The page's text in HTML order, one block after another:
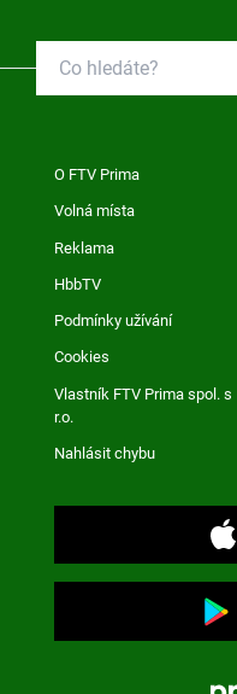
O FTV Prima
Volná místa
Reklama
HbbTV
Podmínky užívání
Cookies
Vlastník FTV Prima spol. s
r.o.
Nahlásit chybu